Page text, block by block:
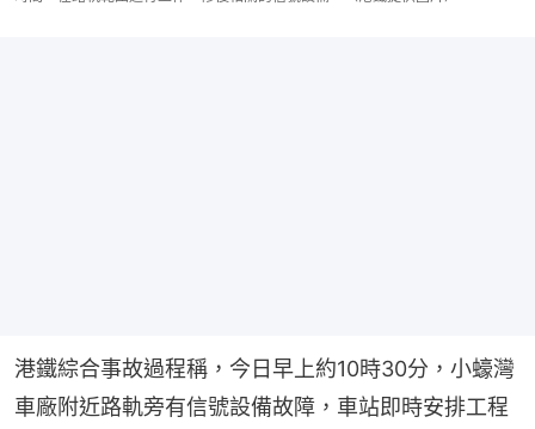
港鐵綜合事故過程稱，今日早上約10時30分，小蠔灣
車廠附近路軌旁有信號設備故障，車站即時安排工程